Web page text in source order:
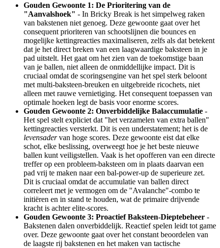
Gouden Gewoonte 1: De Prioritering van de
"Aanvalshoek" - In Bricky Break is het simpelweg raken
van bakstenen niet genoeg. Deze gewoonte gaat over het
consequent prioriteren van schootslijnen die bounces en
mogelijke kettingreacties maximaliseren, zelfs als dat betekent
dat je het direct breken van een laagwaardige baksteen in je
pad uitstelt. Het gaat om het zien van de toekomstige baan
van je ballen, niet alleen de onmiddellijke impact. Dit is
cruciaal omdat de scoringsengine van het spel sterk beloont
met multi-baksteen-breuken en uitgebreide ricochets, niet
alleen met rauwe vernietiging. Het consequent toepassen van
optimale hoeken legt de basis voor enorme scores.
Gouden Gewoonte 2: Onverbiddelijke Balaccumulatie -
Het spel stelt expliciet dat "het verzamelen van extra ballen"
kettingreacties versterkt. Dit is een understatement; het is de
levensadervan hoge scores. Deze gewoonte eist dat elke
schot, elke beslissing, overweegt hoe je het beste nieuwe
ballen kunt veiligstellen. Vaak is het opofferen van een directe
treffer op een probleem-baksteen om in plaats daarvan een
pad vrij te maken naar een bal-power-up de superieure zet.
Dit is cruciaal omdat de accumulatie van ballen direct
correleert met je vermogen om de "Avalanche"-combo te
initiëren en in stand te houden, wat de primaire drijvende
kracht is achter elite-scores.
Gouden Gewoonte 3: Proactief Baksteen-Dieptebeheer -
Bakstenen dalen onverbiddelijk. Reactief spelen leidt tot game
over. Deze gewoonte gaat over het constant beoordelen van
de laagste rij bakstenen en het maken van tactische